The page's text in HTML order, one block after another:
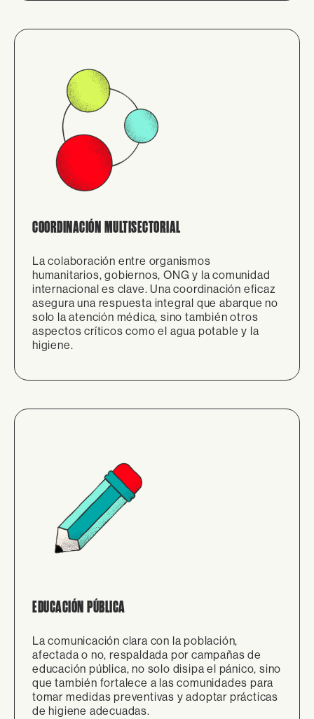
COORDINACIÓN MULTISECTORIAL
La colaboración entre organismos
humanitarios, gobiernos, ONG y la comunidad
internacional es clave. Una coordinación eficaz
asegura una respuesta integral que abarque no
solo la atención médica, sino también otros
aspectos críticos como el agua potable y la
higiene.
EDUCACIÓN PÚBLICA
La comunicación clara con la población,
afectada o no, respaldada por campañas de
educación pública, no solo disipa el pánico, sino
que también fortalece a las comunidades para
tomar medidas preventivas y adoptar prácticas
de higiene adecuadas.